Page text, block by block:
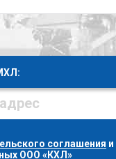
соглашения и
ООО «КХЛ»